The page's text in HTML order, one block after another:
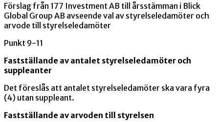
Förslag från 177 Investment AB till årsstämman i Blick
Global Group AB avseende val av styrelseledamöter och
arvode till styrelseledamöter
Punkt 9-11
Fastställande av antalet styrelseledamöter och
suppleanter
Det föreslås att antalet styrelseledamöter ska vara fyra
(4) utan suppleant.
Fastställande av arvoden till styrelsen